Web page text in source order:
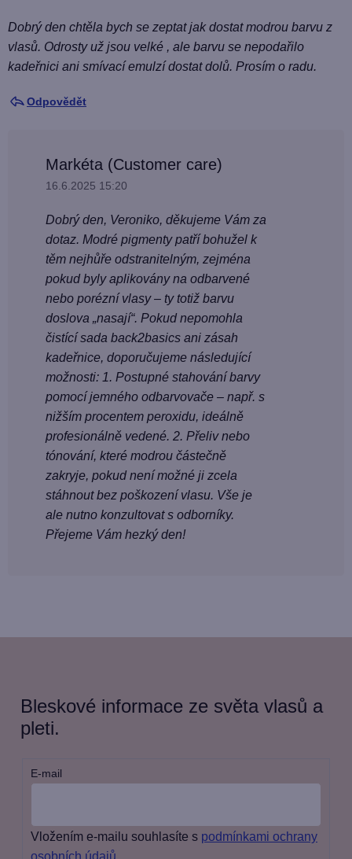
Dobrý den chtěla bych se zeptat jak dostat modrou barvu z
vlasů. Odrosty už jsou velké , ale barvu se nepodařilo
kadeřnici ani smívací emulzí dostat dolů. Prosím o radu.
Odpovědět
Markéta (Customer care)
16.6.2025 15:20
Dobrý den, Veroniko, děkujeme Vám za
dotaz. Modré pigmenty patří bohužel k
těm nejhůře odstranitelným, zejména
pokud byly aplikovány na odbarvené
nebo porézní vlasy – ty totiž barvu
doslova „nasají“. Pokud nepomohla
čistící sada back2basics ani zásah
kadeřnice, doporučujeme následující
možnosti: 1. Postupné stahování barvy
pomocí jemného odbarvovače – např. s
nižším procentem peroxidu, ideálně
profesionálně vedené. 2. Přeliv nebo
tónování, které modrou částečně
zakryje, pokud není možné ji zcela
stáhnout bez poškození vlasu. Vše je
ale nutno konzultovat s odborníky.
Přejeme Vám hezký den!
Bleskové informace ze světa vlasů a
pleti.
E-mail
Vložením e-mailu souhlasíte s podmínkami ochrany
osobních údajů